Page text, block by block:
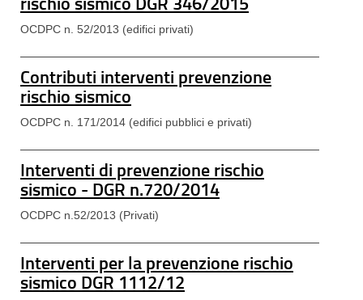
OCDPC n. 52/2013 (edifici privati)
Contributi interventi prevenzione
rischio sismico
OCDPC n. 171/2014 (edifici pubblici e privati)
Interventi di prevenzione rischio
sismico - DGR n.720/2014
OCDPC n.52/2013 (Privati)
Interventi per la prevenzione rischio
sismico DGR 1112/12